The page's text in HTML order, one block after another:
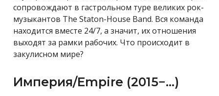
сопровождают в гастрольном туре великих рок-
музыкантов The Staton-House Band. Вся команда
находится вместе 24/7, а значит, их отношения
выходят за рамки рабочих. Что происходит в
закулисном мире?
Империя/Empire (2015−…)